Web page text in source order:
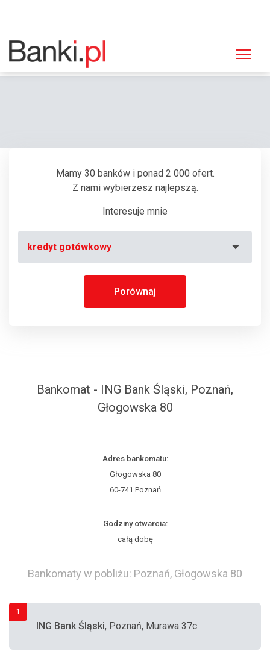
Strona główna
Bankomat ING Bank Śląski, Poznań, Głogowska 80
Mamy 30 banków i ponad 2 000 ofert.
Z nami wybierzesz najlepszą.
Interesuje mnie
kredyt gotówkowy
Porównaj
Bankomat - ING Bank Śląski, Poznań,
Głogowska 80
Adres bankomatu:
Głogowska 80
60-741 Poznań
Godziny otwarcia:
całą dobę
Bankomaty w pobliżu: Poznań, Głogowska 80
1
ING Bank Śląski, Poznań, Murawa 37c